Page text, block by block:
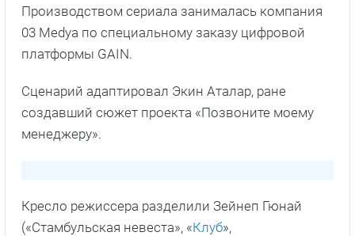
Производством сериала занималась компания
03 Medya по специальному заказу цифровой
платформы GAIN.
Сценарий адаптировал Экин Аталар, ране
создавший сюжет проекта «Позвоните моему
менеджеру».
Кресло режиссера разделили Зейнеп Гюнай
(«Стамбульская невеста», «Клуб»,